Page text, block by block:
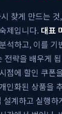
찾게 만드는
제입니다. 대표
석하고, 이를 기
전략을 배우게
점에 할인 쿠폰
인화된 상품을
계하고 실행하